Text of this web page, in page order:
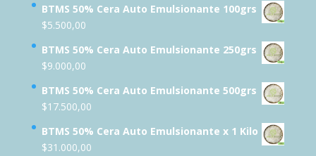
BTMS 50% Cera Auto Emulsionante 100grs
$5.500,00
BTMS 50% Cera Auto Emulsionante 250grs
$9.000,00
BTMS 50% Cera Auto Emulsionante 500grs
$17.500,00
BTMS 50% Cera Auto Emulsionante x 1 Kilo
$31.000,00